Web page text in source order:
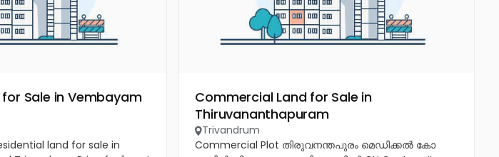
Sale in Vembayam
land for sale in
Commercial Land for Sale in
Thiruvananthapuram
Trivandrum
Commercial Plot തിരുവനന്തപുരം മെഡിക്കൽ കോ